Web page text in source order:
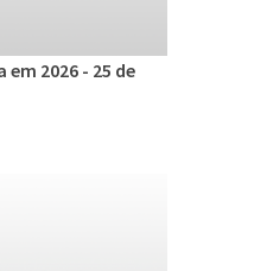
em 2026 - 25 de